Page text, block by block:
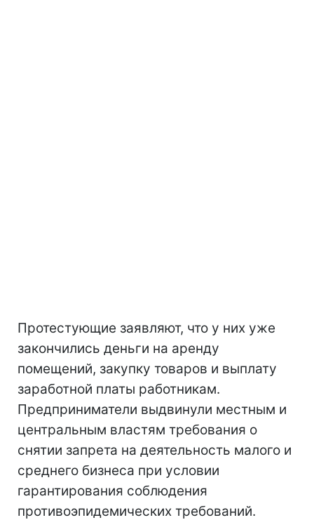
Протестующие заявляют, что у них уже
закончились деньги на аренду
помещений, закупку товаров и выплату
заработной платы работникам.
Предприниматели выдвинули местным и
центральным властям требования о
снятии запрета на деятельность малого и
среднего бизнеса при условии
гарантирования соблюдения
противоэпидемических требований.